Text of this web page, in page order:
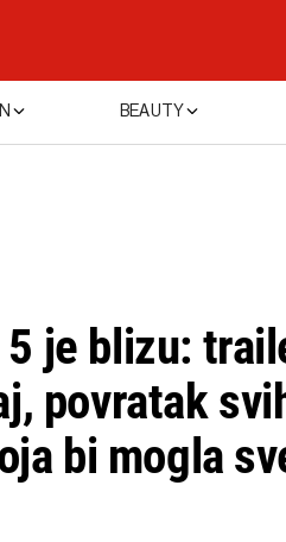
BEAUTY
je blizu:
povratak
bi mogla